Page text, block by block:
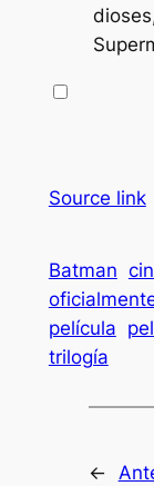
Source link
Batman
película
trilogía
←